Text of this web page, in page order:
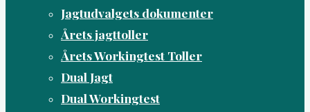
Jagtudvalgets dokumenter
Årets jagttoller
Årets Workingtest Toller
Dual Jagt
Dual Workingtest